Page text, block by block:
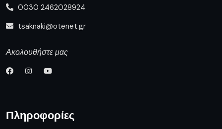
0030 2462028924
tsaknaki@otenet.gr
Ακολουθήστε μας
Πληροφορίες